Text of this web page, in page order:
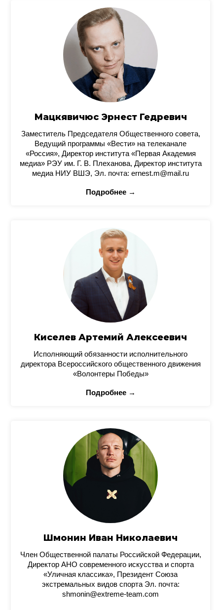
Мацкявичюс Эрнест Гедревич
Заместитель Председателя Общественного совета,
Ведущий программы «Вести» на телеканале
«Россия», Директор института «Первая Академия
медиа» РЭУ им. Г. В. Плеханова, Директор института
медиа НИУ ВШЭ, Эл. почта: ernest.m@mail.ru
Подробнее →
Киселев Артемий Алексеевич
Исполняющий обязанности исполнительного
директора Всероссийского общественного движения
«Волонтеры Победы»
Подробнее →
Шмонин Иван Николаевич
Член Общественной палаты Российской Федерации,
Директор АНО современного искусства и спорта
«Уличная классика», Президент Союза
экстремальных видов спорта Эл. почта:
shmonin@extreme-team.com